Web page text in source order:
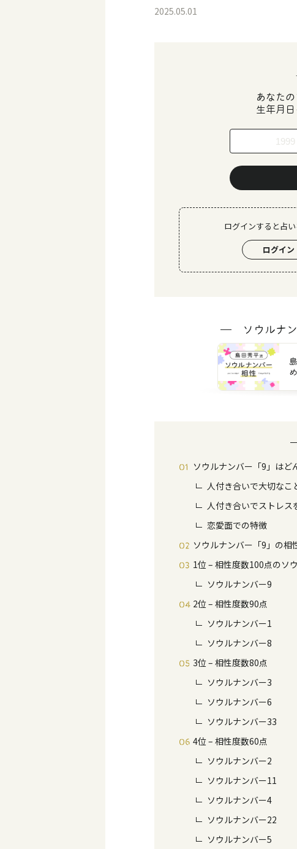
2025.05.01
あなた
生年月
ログインすると占
ログイン
ソウルナ
ソウルナンバー「9」はど
人付き合いで大切なこ
人付き合いでストレス
恋愛面での特徴
ソウルナンバー「9」の相
1位 – 相性度数100点のソ
ソウルナンバー9
2位 – 相性度数90点
ソウルナンバー1
ソウルナンバー8
3位 – 相性度数80点
ソウルナンバー3
ソウルナンバー6
ソウルナンバー33
4位 – 相性度数60点
ソウルナンバー2
ソウルナンバー11
ソウルナンバー4
ソウルナンバー22
ソウルナンバー5